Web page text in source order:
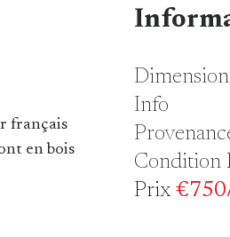
français
en bois
Dimension
Info
Condition
Prix